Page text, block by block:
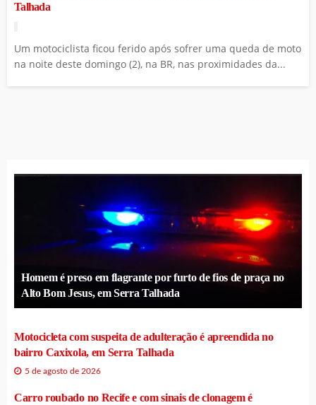
Talhada
Um motociclista ficou ferido após sofrer uma queda de moto
na noite deste domingo (2), na BR, nas proximidades da...
Homem é preso em flagrante por furto de fios de praça no
Alto Bom Jesus, em Serra Talhada
Motocicleta com suspeita de adulteração é apreendida no
bairro Caxixola, em Serra Talhada
5 de agosto de 2026
Carro roubado no Recife e com sinais de clonagem é